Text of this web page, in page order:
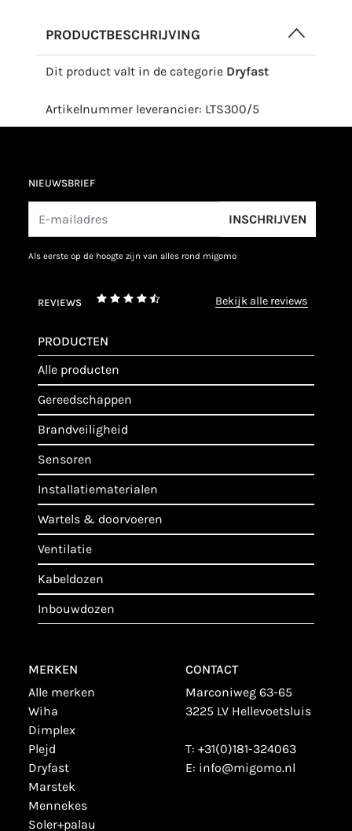
PRODUCTBESCHRIJVING
Dit product valt in de categorie Dryfast
Artikelnummer leverancier: LTS300/5
NIEUWSBRIEF
INSCHRIJVEN
als eerste op de hoogte zijn van alles rond migomo
REVIEWS bekijk alle reviews
PRODUCTEN
alle producten
gereedschappen
brandveiligheid
sensoren
installatiematerialen
wartels & doorvoeren
ventilatie
kabeldozen
inbouwdozen
MERKEN
alle merken
wiha
dimplex
plejd
dryfast
marstek
mennekes
soler+palau
CONTACT
Marconiweg 63-65
3225 LV Hellevoetsluis
T: +31(0)181-324063
E: info@migomo.nl